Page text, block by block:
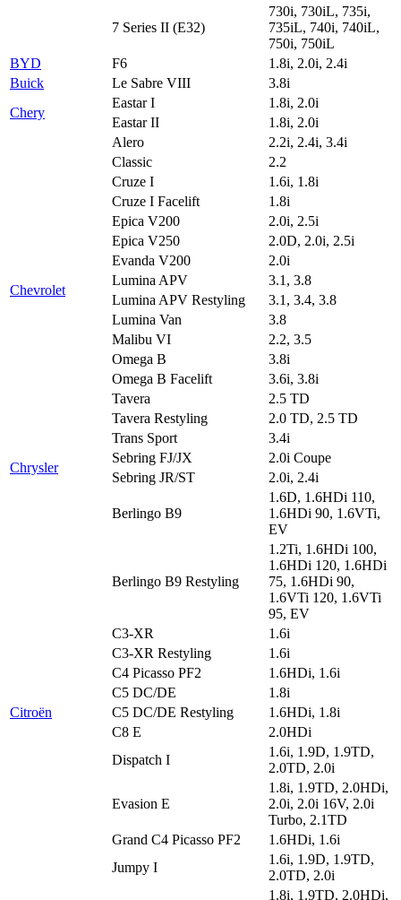
7 Series II (E32)
730i, 730iL, 735i,
735iL, 740i, 740iL,
750i, 750iL
BYD
F6
1.8i, 2.0i, 2.4i
Buick
Le Sabre VIII
3.8i
Chery
Eastar I
1.8i, 2.0i
Eastar II
1.8i, 2.0i
Chevrolet
Alero
2.2i, 2.4i, 3.4i
Classic
2.2
Cruze I
1.6i, 1.8i
Cruze I Facelift
1.8i
Epica V200
2.0i, 2.5i
Epica V250
2.0D, 2.0i, 2.5i
Evanda V200
2.0i
Lumina APV
3.1, 3.8
Lumina APV Restyling
3.1, 3.4, 3.8
Lumina Van
3.8
Malibu VI
2.2, 3.5
Omega B
3.8i
Omega B Facelift
3.6i, 3.8i
Tavera
2.5 TD
Tavera Restyling
2.0 TD, 2.5 TD
Trans Sport
3.4i
Chrysler
Sebring FJ/JX
2.0i Coupe
Sebring JR/ST
2.0i, 2.4i
Citroën
Berlingo B9
1.6D, 1.6HDi 110,
1.6HDi 90, 1.6VTi,
EV
Berlingo B9 Restyling
1.2Ti, 1.6HDi 100,
1.6HDi 120, 1.6HDi
75, 1.6HDi 90,
1.6VTi 120, 1.6VTi
95, EV
C3-XR
1.6i
C3-XR Restyling
1.6i
C4 Picasso PF2
1.6HDi, 1.6i
C5 DC/DE
1.8i
C5 DC/DE Restyling
1.6HDi, 1.8i
C8 E
2.0HDi
Dispatch I
1.6i, 1.9D, 1.9TD,
2.0TD, 2.0i
Evasion E
1.8i, 1.9TD, 2.0HDi,
2.0i, 2.0i 16V, 2.0i
Turbo, 2.1TD
Grand C4 Picasso PF2
1.6HDi, 1.6i
Jumpy I
1.6i, 1.9D, 1.9TD,
2.0TD, 2.0i
1.8i, 1.9TD, 2.0HDi,